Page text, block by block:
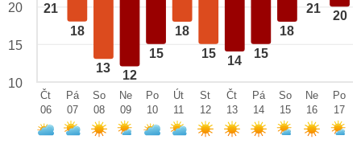
21
18
13
12
15
18
15
14
15
18
21
20
20
15
10
Čt
06
Pá
07
So
08
Ne
09
Po
10
Út
11
St
12
Čt
13
Pá
14
So
15
Ne
16
Po
17